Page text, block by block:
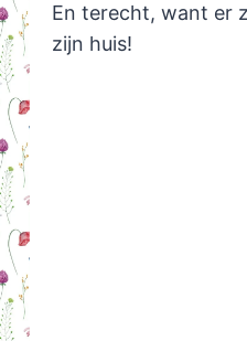
En terecht, want er
zijn huis!